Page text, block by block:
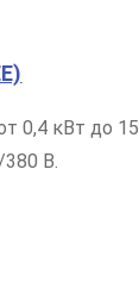
0,4 кВт до 15
В.